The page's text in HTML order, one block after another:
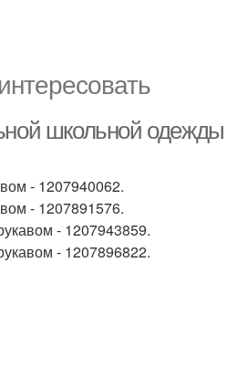
школьной
- 1207940062.
- 1207891576.
- 1207943859.
- 1207896822.